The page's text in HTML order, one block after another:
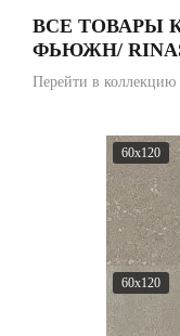
ВСЕ ТОВАРЫ
ФЬЮЖН/
Перейти в коллекцию
60x120
60x120